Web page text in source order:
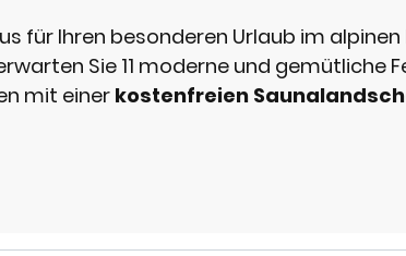
für Ihren besonderen Urlaub im alpinen
Sie 11 moderne und gemütliche
mit einer kostenfreien